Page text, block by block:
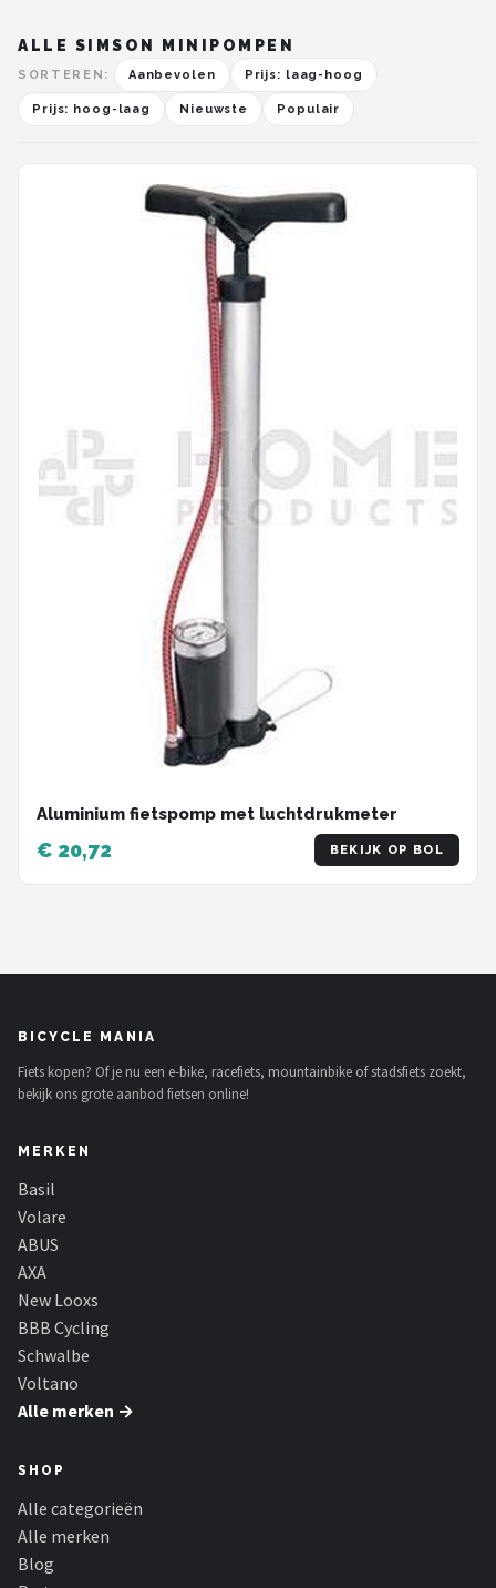
ALLE SIMSON MINIPOMPEN
SORTEREN: Aanbevolen Prijs: laag-hoog
Prijs: hoog-laag Nieuwste Populair
Aluminium fietspomp met luchtdrukmeter
€ 20,72 BEKIJK OP BOL
BICYCLE MANIA
Fiets kopen? Of je nu een e-bike, racefiets, mountainbike of stadsfiets zoekt,
bekijk ons grote aanbod fietsen online!
MERKEN
Basil
Volare
ABUS
AXA
New Looxs
BBB Cycling
Schwalbe
Voltano
Alle merken →
SHOP
Alle categorieën
Alle merken
Blog